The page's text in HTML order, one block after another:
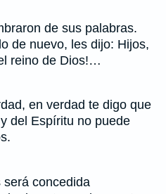
de sus palabras.
de nuevo, les dijo: Hijos,
reino de Dios!…
en verdad te digo que
del Espíritu no puede
será concedida